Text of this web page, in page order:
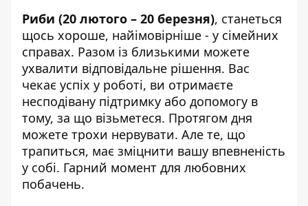
Риби (20 лютого – 20 березня), станеться
щось хороше, найімовірніше - у сімейних
справах. Разом із близькими можете
ухвалити відповідальне рішення. Вас
чекає успіх у роботі, ви отримаєте
несподівану підтримку або допомогу в
тому, за що візьметеся. Протягом дня
можете трохи нервувати. Але те, що
трапиться, має зміцнити вашу впевненість
у собі. Гарний момент для любовних
побачень.